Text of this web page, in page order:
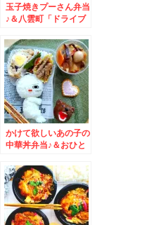
玉子焼きプーさん弁当
♪＆八雲町「ドライブ
「金太郎ラーメン」(*
´艸`*)
かけて欲しいあの子の
中華丼弁当♪＆おひと
(ΦωΦ)ﾌﾌﾌ…